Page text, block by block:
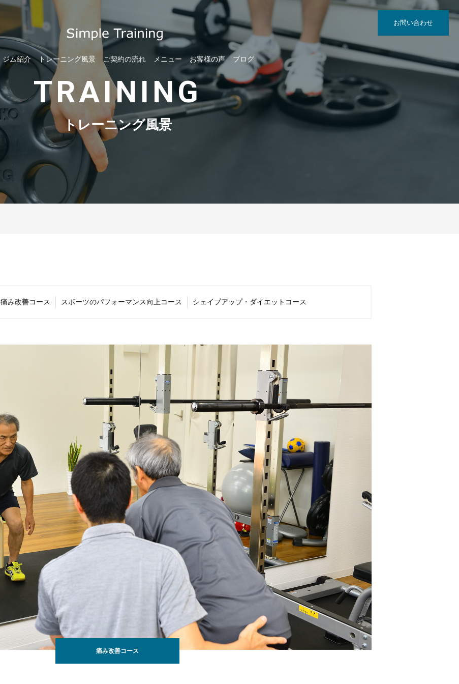
ジム紹介 トレーニング風景 ご契約の流れ メニュー お客様の声 ブログ
お問い合わせ
TRAINING
トレーニング風景
痛み改善コース スポーツのパフォーマンス向上コース シェイプアップ・ダイエットコース
痛み改善コース